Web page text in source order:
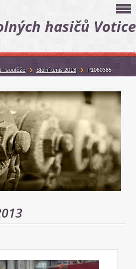
hasičů Votice
- soutěže Stolní tenis 2013 P1060365